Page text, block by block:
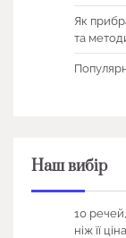
Як
та
Наш вибір
10 речей,
ніж її ціна